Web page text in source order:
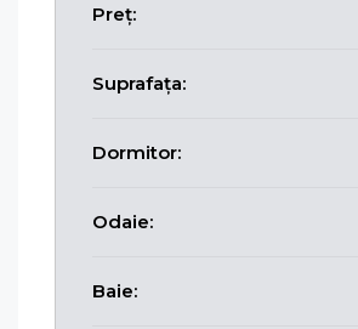
Preț:
Suprafața:
Dormitor:
Odaie:
Baie: